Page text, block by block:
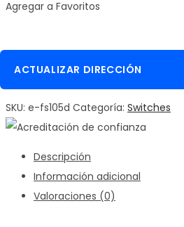
Agregar a Favoritos
ACTUALIZAR DIRECCIÓN
SKU: e-fs105d Categoría: Switches
Descripción
Información adicional
Valoraciones (0)